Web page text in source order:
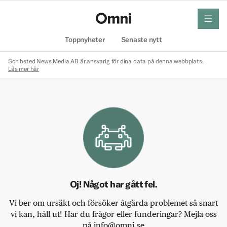
Toppnyheter Senaste nytt
meny
Schibsted News Media AB är ansvarig för dina data på denna webbplats.
Läs mer här
Oj! Något har gått fel.
Vi ber om ursäkt och försöker åtgärda problemet så snart
vi kan, håll ut! Har du frågor eller funderingar? Mejla oss